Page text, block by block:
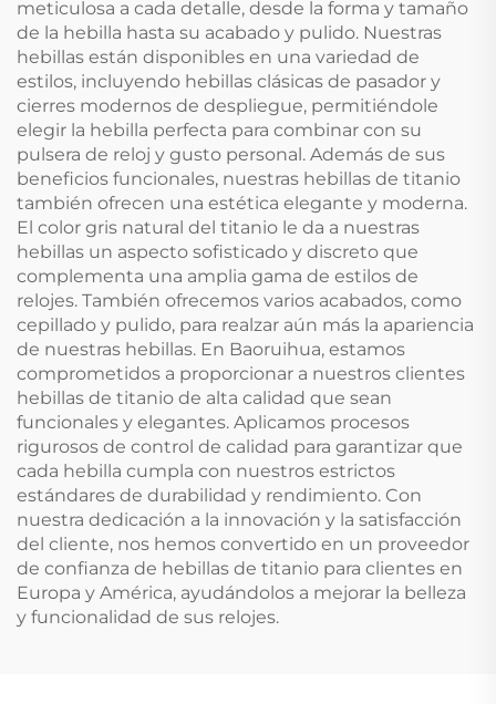
meticulosa a cada detalle, desde la forma y tamaño
de la hebilla hasta su acabado y pulido. Nuestras
hebillas están disponibles en una variedad de
estilos, incluyendo hebillas clásicas de pasador y
cierres modernos de despliegue, permitiéndole
elegir la hebilla perfecta para combinar con su
pulsera de reloj y gusto personal. Además de sus
beneficios funcionales, nuestras hebillas de titanio
también ofrecen una estética elegante y moderna.
El color gris natural del titanio le da a nuestras
hebillas un aspecto sofisticado y discreto que
complementa una amplia gama de estilos de
relojes. También ofrecemos varios acabados, como
cepillado y pulido, para realzar aún más la apariencia
de nuestras hebillas. En Baoruihua, estamos
comprometidos a proporcionar a nuestros clientes
hebillas de titanio de alta calidad que sean
funcionales y elegantes. Aplicamos procesos
rigurosos de control de calidad para garantizar que
cada hebilla cumpla con nuestros estrictos
estándares de durabilidad y rendimiento. Con
nuestra dedicación a la innovación y la satisfacción
del cliente, nos hemos convertido en un proveedor
de confianza de hebillas de titanio para clientes en
Europa y América, ayudándolos a mejorar la belleza
y funcionalidad de sus relojes.